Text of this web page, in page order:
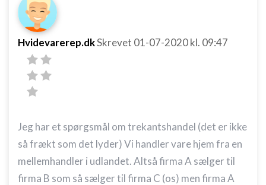
Hvidevarerep.dkSkrevet 01-07-2020kl. 09:47
Jeg har et spørgsmål om trekantshandel (det er ikke
så frækt som det lyder) Vi handler vare hjem fra en
mellemhandler i udlandet. Altså firma A sælger til
firma B som så sælger til firma C (os) men firma A